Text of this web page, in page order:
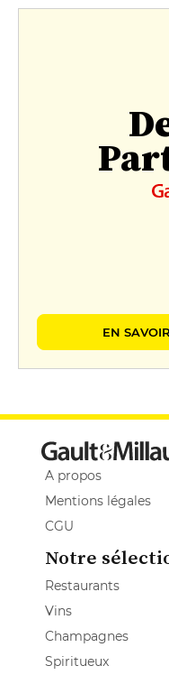
EN
A propos
Mentions légales
CGU
Notre
Restaurants
Vins
Champagnes
Spiritueux